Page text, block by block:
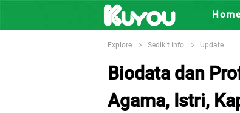
Explore Sedikit Info Update
Biodata dan
Agama, Istri,